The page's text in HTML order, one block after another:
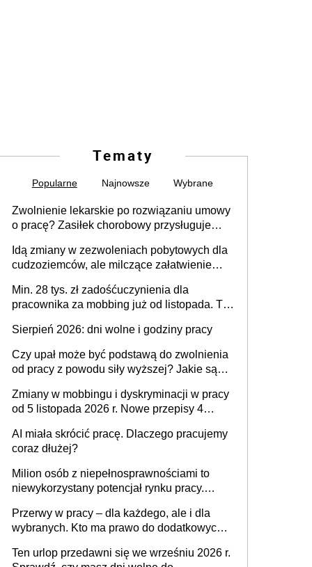
Tematy
Popularne Najnowsze Wybrane
Zwolnienie lekarskie po rozwiązaniu umowy
o pracę? Zasiłek chorobowy przysługuje
dni od ustania stosunku pracy
Idą zmiany w zezwoleniach pobytowych dla
cudzoziemców, ale milczące załatwienie
Min. 28 tys. zł zadośćuczynienia dla
pracownika za mobbing już od listopada. To
zespołu
Sierpień 2026: dni wolne i godziny pracy
Czy upał może być podstawą do zwolnienia
od pracy z powodu siły wyższej? Jakie są
Zmiany w mobbingu i dyskryminacji w pracy
od 5 listopada 2026 r. Nowe przepisy 4
Ustaw
AI miała skrócić pracę. Dlaczego pracujemy
coraz dłużej?
Milion osób z niepełnosprawnościami to
niewykorzystany potencjał rynku pracy.
dofinansowań czy refundacji, ale bariery po
stronie systemu i świadomości
pracodawców [WYWIAD]
Przerwy w pracy – dla każdego, ale i dla
wybranych. Kto ma prawo do dodatkowych
Ten urlop przedawni się we wrześniu 2026 r.